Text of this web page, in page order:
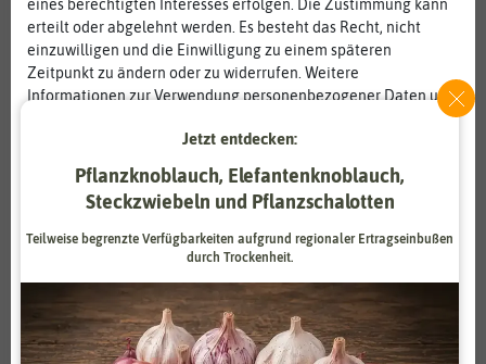
Vergrößern durch berühren
eines berechtigten Interesses erfolgen. Die Zustimmung kann
erteilt oder abgelehnt werden. Es besteht das Recht, nicht
einzuwilligen und die Einwilligung zu einem späteren
Zeitpunkt zu ändern oder zu widerrufen. Weitere
Informationen zur Verwendung personenbezogener Daten und
Essenziell Statistik
Zahlungsdienstleister Marketing
Externe Medien Funktional
Weitere Einstellungen
Alle akzeptieren
Jetzt entdecken:
Pflanzknoblauch, Elefantenknoblauch,
Steckzwiebeln und Pflanzschalotten
Teilweise begrenzte Verfügbarkeiten aufgrund regionaler Ertragseinbußen
durch Trockenheit.